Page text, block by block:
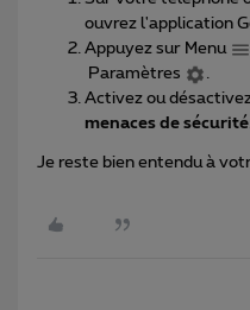
ouvrez l'application
Appuyez sur Menu
Paramètres
.
Activez ou
menaces de sécurité
Je reste bien entendu à